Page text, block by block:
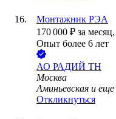
Монтажник РЭА
170 000 ₽ за месяц,
Опыт более 6 лет
АО РАДИЙ ТН
Москва
Аминьевская и еще
Откликнуться